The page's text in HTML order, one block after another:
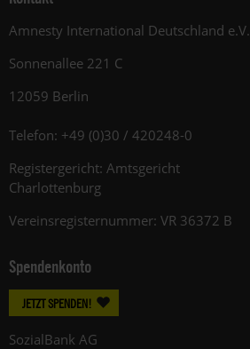
Amnesty International Deutschland e.V.
Sonnenallee 221 C
12059 Berlin
Telefon: +49 (0)30 / 420248-0
Registergericht: Amtsgericht
Charlottenburg
Vereinsregisternummer: VR 36372 B
Spendenkonto
JETZT SPENDEN!
SozialBank AG